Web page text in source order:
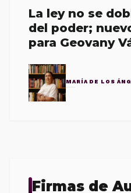
La ley no se
del poder;
para Geovany
MARÍA DE LOS
Firmas de